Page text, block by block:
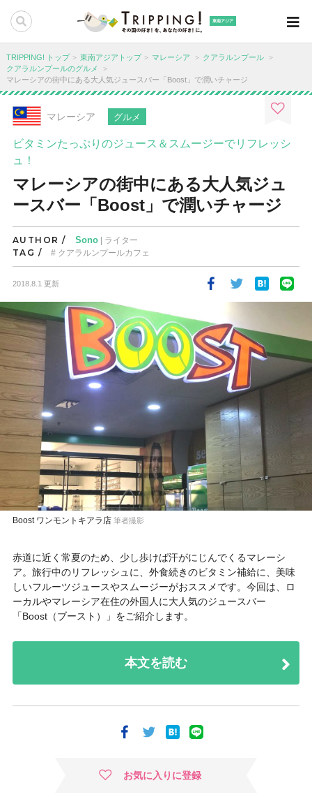
東南アジア
TRIPPING! トップ 東南アジアトップ マレーシア
クアラルンプール
クアラルンプールのグルメ
マレーシアの街中にある大人気ジュースバー「Boost」で潤いチャージ
マレーシア グルメ
ビタミンたっぷりのジュース＆スムージーでリフレッシ
ュ！
マレーシアの街中にある大人気ジュ
ースバー「Boost」で潤いチャージ
AUTHOR / Sono| ライター
TAG / クアラルンプールカフェ
2018.8.1 更新
Boost ワンモントキアラ店 筆者撮影
赤道に近く常夏のため、少し歩けば汗がにじんでくるマレーシ
ア。旅行中のリフレッシュに、外食続きのビタミン補給に、美味
しいフルーツジュースやスムージーがおススメです。今回は、ロ
ーカルやマレーシア在住の外国人に大人気のジュースバー
「Boost（ブースト）」をご紹介します。
本文を読む
お気に入りに登録